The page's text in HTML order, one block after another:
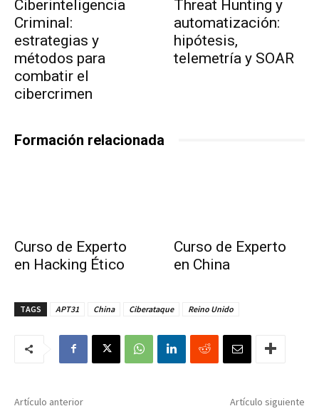
Ciberinteligencia
Criminal:
estrategias y
métodos para
combatir el
cibercrimen
Threat Hunting y
automatización:
hipótesis,
telemetría y SOAR
Formación relacionada
Curso de Experto
en Hacking Ético
Curso de Experto
en China
TAGS APT31 China Ciberataque Reino Unido
Artículo anterior Artículo siguiente